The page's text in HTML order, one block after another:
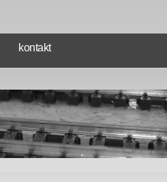
kontakt